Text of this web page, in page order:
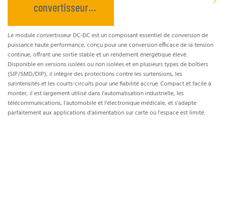
convertisseur
CC-CC
Le module convertisseur DC-DC est un composant essentiel de conversion de
puissance haute performance, conçu pour une conversion efficace de la tension
continue, offrant une sortie stable et un rendement énergétique élevé.
Disponible en versions isolées ou non isolées et en plusieurs types de boîtiers
(SIP/SMD/DIP), il intègre des protections contre les surtensions, les
surintensités et les courts-circuits pour une fiabilité accrue. Compact et facile à
monter, il est largement utilisé dans l'automatisation industrielle, les
télécommunications, l'automobile et l'électronique médicale, et s'adapte
parfaitement aux applications d'alimentation sur carte où l'espace est limité.